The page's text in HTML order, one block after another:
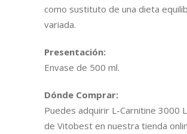
como sustituto de una dieta
variada.
Presentación:
Envase de 500 ml.
Dónde Comprar:
Puedes adquirir L-Carnitine 3000
de Vitobest en nuestra tienda